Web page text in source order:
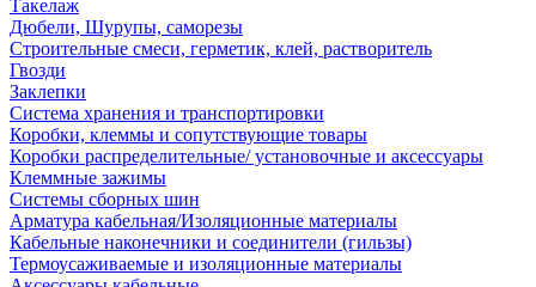
Такелаж
Дюбели, Шурупы, саморезы
Строительные смеси, герметик, клей, растворитель
Гвозди
Заклепки
Система хранения и транспортировки
Коробки, клеммы и сопутствующие товары
Коробки распределительные/ установочные и аксессуары
Клеммные зажимы
Системы сборных шин
Арматура кабельная/Изоляционные материалы
Кабельные наконечники и соединители (гильзы)
Термоусаживаемые и изоляционные материалы